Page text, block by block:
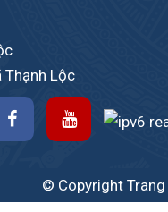
Thạnh Lộc
© Copyright